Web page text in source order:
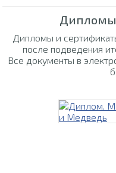
Дипломы
Дипломы и
после подведения
Все документы в